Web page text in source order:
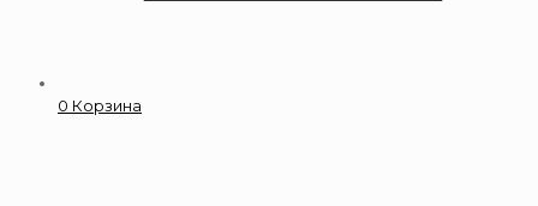
0 Корзина